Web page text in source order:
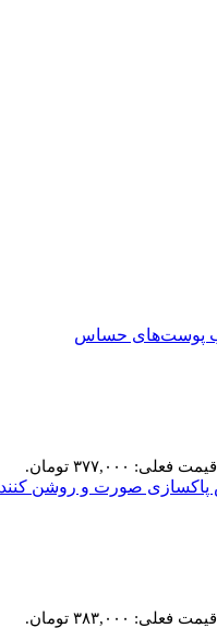
قیمت فعلی: ۳۷۷,۰۰۰ تومان.
قیمت فعلی: ۳۸۳,۰۰۰ تومان.